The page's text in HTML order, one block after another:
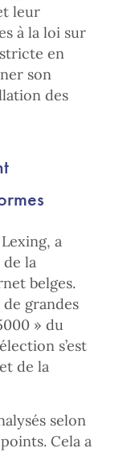
leur
à la loi sur
en
son
des
a
la
belges.
de grandes
» du
s’est
de la
selon
Cela a